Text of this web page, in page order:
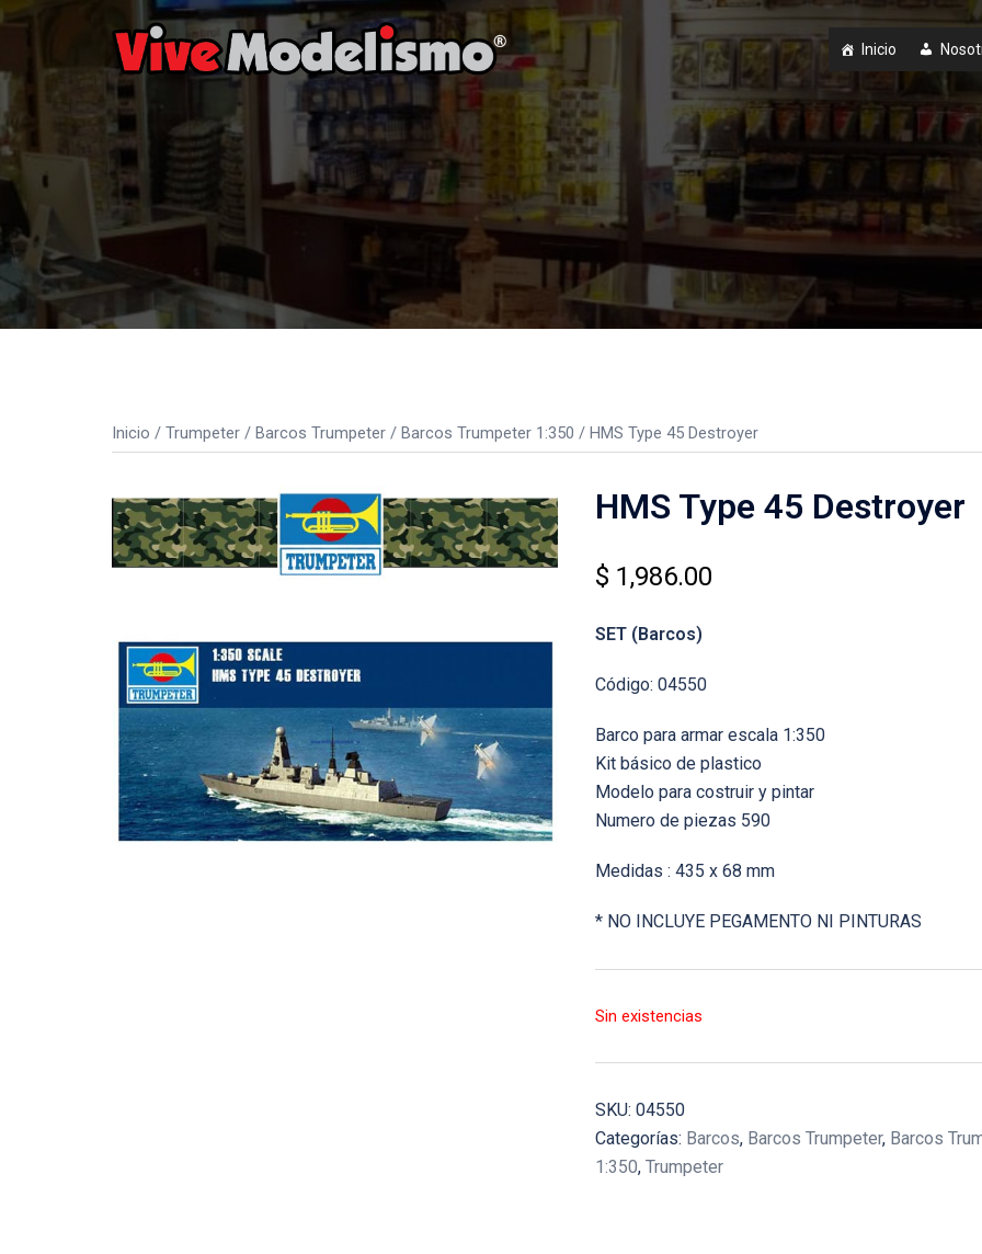
Saltar
contenido
Inicio
Inicio / Trumpeter / Barcos Trumpeter / Barcos Trumpeter 1:350 / HMS Type 45 Destroyer
HMS Type 45 Destroyer
$ 1,986.00
SET (Barcos)
Código: 04550
Barco para armar escala 1:350
Kit básico de plastico
Modelo para costruir y pintar
Numero de piezas 590
Medidas : 435 x 68 mm
* NO INCLUYE PEGAMENTO NI PINTURAS
Sin existencias
SKU: 04550
Categorías: Barcos, Barcos Trumpeter, Barcos
1:350, Trumpeter